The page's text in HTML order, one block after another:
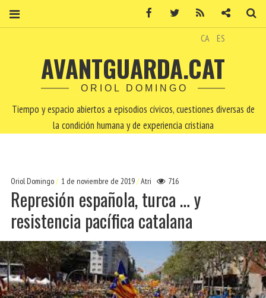
CA ES
AVANTGUARDA.CAT
ORIOL DOMINGO
Tiempo y espacio abiertos a episodios cívicos, cuestiones diversas de
la condición humana y de experiencia cristiana
Oriol Domingo 1 de noviembre de 2019 Atri 716
Represión española, turca … y
resistencia pacífica catalana
Facebook Twitter Contacto